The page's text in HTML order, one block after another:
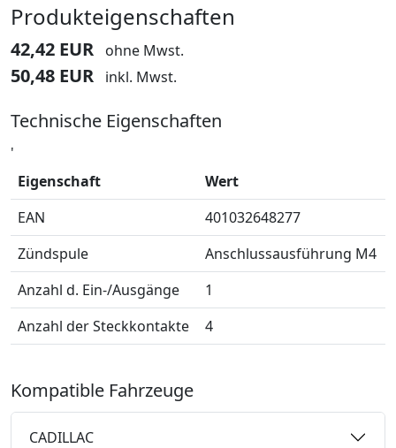
Produkteigenschaften
42,42 EUR ohne Mwst.
50,48 EUR inkl. Mwst.
Technische Eigenschaften
'
Eigenschaft
Wert
EAN
401032648277
Zündspule
Anschlussausführung M4
Anzahl d. Ein-/Ausgänge
1
Anzahl der Steckkontakte
4
Kompatible Fahrzeuge
CADILLAC